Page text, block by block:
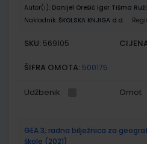
Autor(i): Danijel Orešić Igor Tišma
Nakladnik: ŠKOLSKA KNJIGA d.d.
SKU: 569105
ŠIFRA OMOTA: 500175
Udžbenik Omot
GEA 3; radna bilježnica za
škole (2021)